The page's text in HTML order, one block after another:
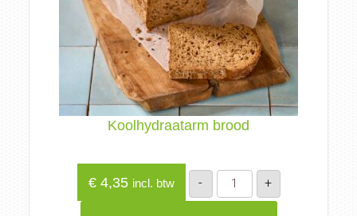
Koolhydraatarm brood
€4,35 incl. btw -
Koolhydraatarm
brood
aantal
+